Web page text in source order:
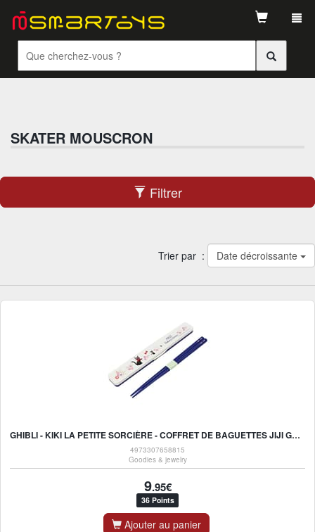
SKATER MOUSCRON
Filtrer
Trier par : Date décroissante
GHIBLI - KIKI LA PETITE SORCIÈRE - COFFRET DE BAGUETTES JIJI GUIRLANDE DE FLEURS 18CM
4973307658815
Goodies & jewelry
9.95€
36 Points
Ajouter au panier